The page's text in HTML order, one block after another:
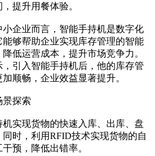
提升用餐体验。
企业而言，智能手持机是数字化
够帮助企业实现库存管理的智能
低运营成本，提升市场竞争力。
引入智能手持机后，他的库存管
顺畅，企业效益显著提升。
景探索
实现货物的快速入库、出库、盘
时，利用RFID技术实现货物的自
预，降低出错率。